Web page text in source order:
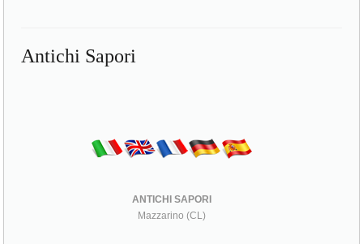
Antichi Sapori
ANTICHI SAPORI
Mazzarino (CL)